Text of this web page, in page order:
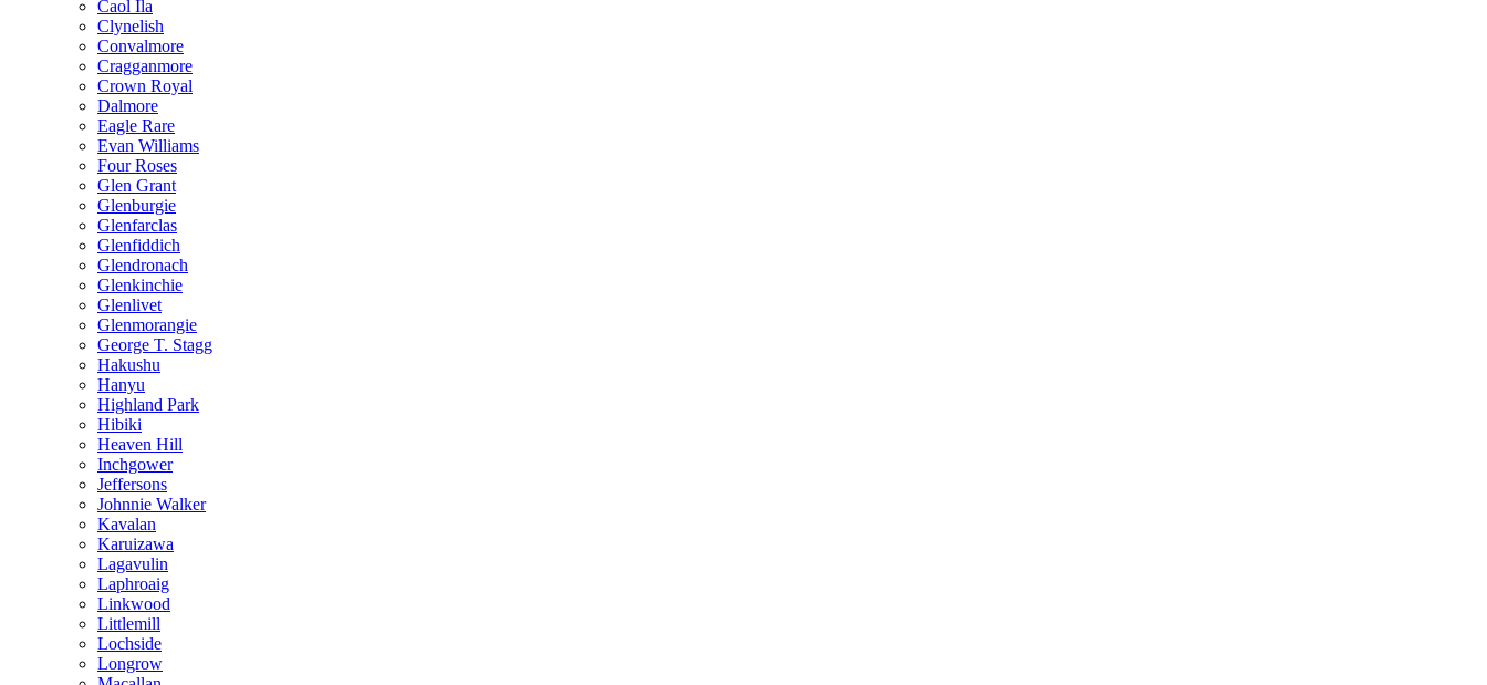
Caol Ila
Clynelish
Convalmore
Cragganmore
Crown Royal
Dalmore
Eagle Rare
Evan Williams
Four Roses
Glen Grant
Glenburgie
Glenfarclas
Glenfiddich
Glendronach
Glenkinchie
Glenlivet
Glenmorangie
George T. Stagg
Hakushu
Hanyu
Highland Park
Hibiki
Heaven Hill
Inchgower
Jeffersons
Johnnie Walker
Kavalan
Karuizawa
Lagavulin
Laphroaig
Linkwood
Littlemill
Lochside
Longrow